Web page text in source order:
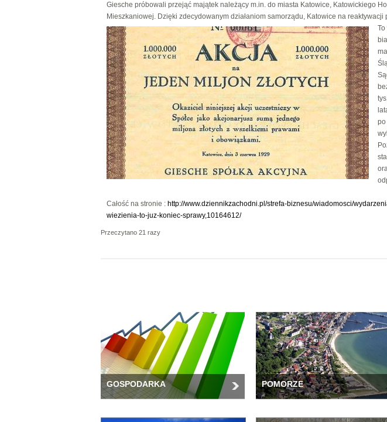
Giesche próbowali przejąć majątek należący m.in. do miasta Katowice, Katowickiego
Mieszkaniowej. Dzięki zdecydowanym działaniom samorządu, Katowice na reaktywacji
po
Całość na stronie : http://www.dziennikzachodni.pl/strefa-biznesu/wiadomosci/
wiezienia-to-juz-koniec-sprawy,10164612/
Przeczytano 21 razy
GOSPODARKA POMORZE